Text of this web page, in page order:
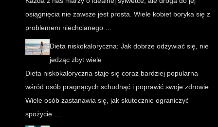
osiągnięcia nie zawsze jest prosta. Wiele kobiet boryka się z
problemem niechcianego …
Dieta niskokaloryczna: Jak dobrze odżywiać się, nie
jedząc zbyt wiele
Dieta niskokaloryczna staje się coraz bardziej popularna
wśród osób pragnących schudnąć i poprawić swoje zdrowie.
Wiele osób zastanawia się, jak skutecznie ograniczyć
spożycie …